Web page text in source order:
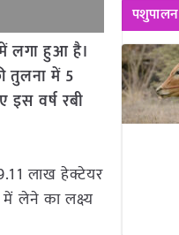
लगा हुआ है।
तुलना में 5
वर्ष रबी
लाख हेक्टेयर
लेने का लक्ष्य
पशुपालन